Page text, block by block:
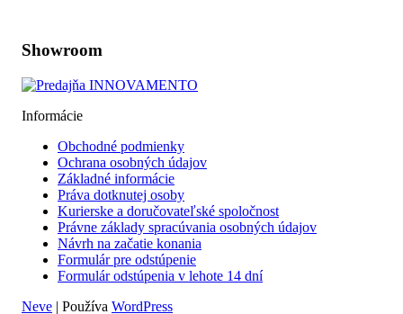
Showroom
Informácie
Obchodné podmienky
Ochrana osobných údajov
Základné informácie
Práva dotknutej osoby
Kurierske a doručovateľské spoločnost
Právne základy spracúvania osobných údajov
Návrh na začatie konania
Formulár pre odstúpenie
Formulár odstúpenia v lehote 14 dní
Neve | Používa WordPress